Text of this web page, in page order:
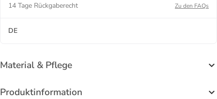
14 Tage Rückgaberecht
Zu den FAQs
DE
Material & Pflege
Produktinformation